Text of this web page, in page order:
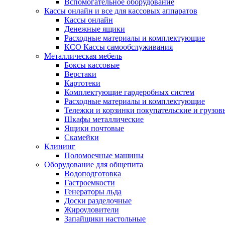
Вспомогательное оборудование
Кассы онлайн и все для кассовых аппаратов
Кассы онлайн
Денежные ящики
Расходные материалы и комплектующие
КСО Кассы самообслуживания
Металлическая мебель
Боксы кассовые
Верстаки
Картотеки
Комплектующие гардеробных систем
Расходные материалы и комплектующие
Тележки и корзинки покупательские и
Шкафы металлические
Ящики почтовые
Скамейки
Клининг
Поломоечные машины
Оборудование для общепита
Водоподготовка
Гастроемкости
Генераторы льда
Доски разделочные
Жироуловители
Запайщики настольные